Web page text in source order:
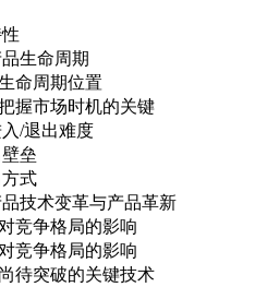
生命周期
周期位置
场时机的关键
/退出难度
垒
式
技术变革与产品革新
争格局的影响
争格局的影响
破的关键技术